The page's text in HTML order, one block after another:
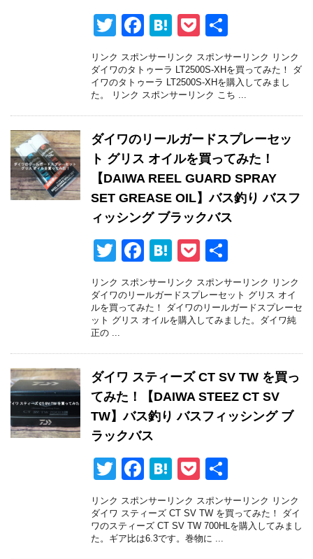
T
wi
tt
er
F
a
c
e
b
o
o
k
H
at
e
n
a
P
o
ck
et
有
リンク スポンサーリンク スポンサーリンク リンク
ダイワのタトゥーラ LT2500S-XHを買ってみた！ ダ
イワのタトゥーラ LT2500S-XHを購入してみまし
た。 リンク スポンサーリンク こち ...
ダイワのリールガードスプレーセッ
ト グリス オイルを買ってみた！
【DAIWA REEL GUARD SPRAY
SET GREASE OIL】バス釣り バスフ
ィッシング ブラックバス
T
wi
tt
er
F
a
c
e
o
o
k
H
at
e
n
P
o
ck
et
有
リンク スポンサーリンク スポンサーリンク リンク
ダイワのリールガードスプレーセット グリス オイ
ルを買ってみた！ ダイワのリールガードスプレーセ
ット グリス オイルを購入してみました。ダイワ純
正の ...
ダイワ スティーズ CT SV TW を買っ
てみた！【DAIWA STEEZ CT SV
TW】バス釣り バスフィッシング ブ
ラックバス
T
wi
tt
er
F
a
c
e
H
at
e
n
P
o
ck
et
有
リンク スポンサーリンク スポンサーリンク リンク
ダイワ スティーズ CT SV TW を買ってみた！ ダイ
ワのスティーズ CT SV TW 700HLを購入してみまし
た。ギア比は6.3です。巻物に ...